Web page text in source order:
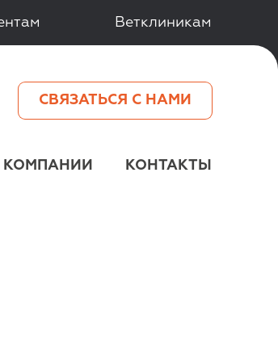
Ветклиникам
СВЯЗАТЬСЯ С НАМИ
КОМПАНИИ КОНТАКТЫ